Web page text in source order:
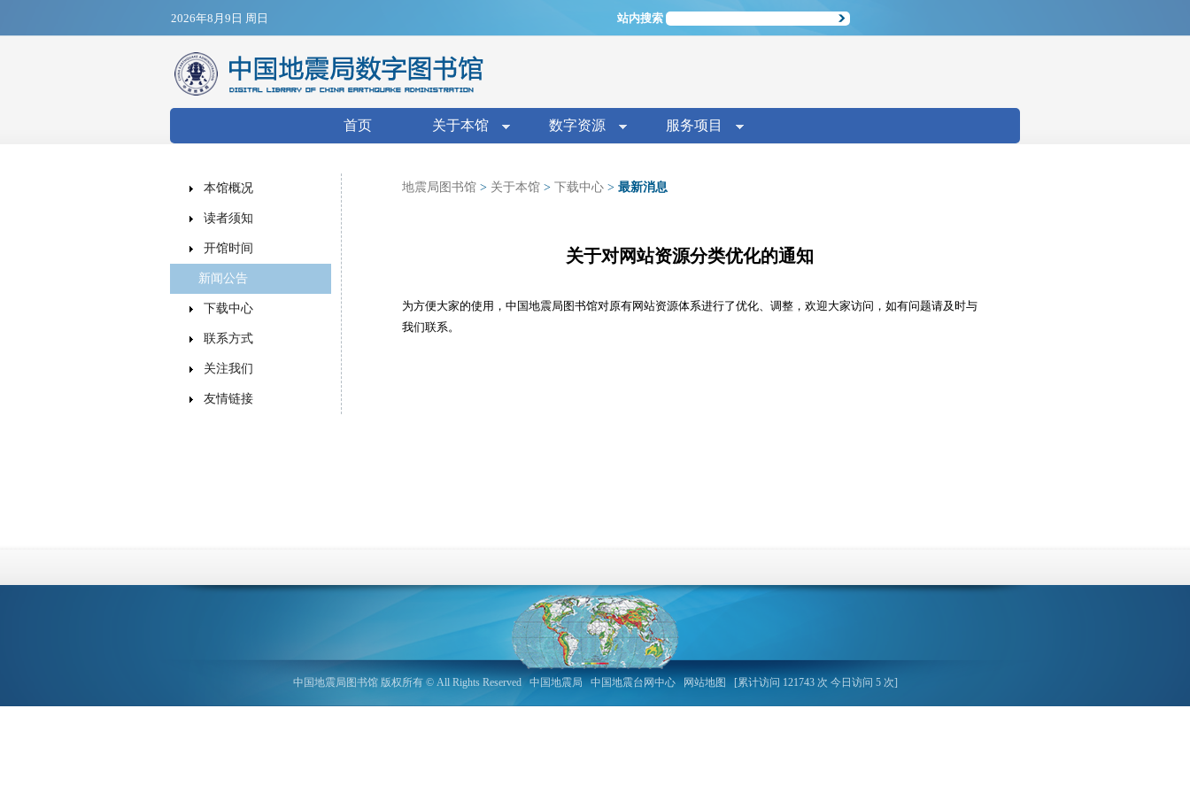
Jump to navigation
2026年8月9日 周日
搜索表单
站内搜索
首页 关于本馆 数字资源 服务项目
地震局图书馆 > 关于本馆 > 下载中心 > 最新消息
关于对网站资源分类优化的通知
为方便大家的使用，中国地震局图书馆对原有网站资源体系进行了优化、调整，欢迎大家访问，如有问题请及时与
我们联系。
本馆概况
读者须知
开馆时间
新闻公告
下载中心
联系方式
关注我们
友情链接
中国地震局图书馆 版权所有 © All Rights Reserved 中国地震局 中国地震台网中心 网站地图 [累计访问 121743 次 今日访问 5 次]